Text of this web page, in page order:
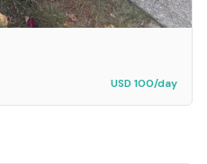
USD 100/day